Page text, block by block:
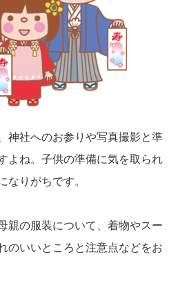
神社へのお参りや写真撮影と準
よね。子供の準備に気を取られ
なりがちです。
親の服装について、着物やスー
のいいところと注意点などをお